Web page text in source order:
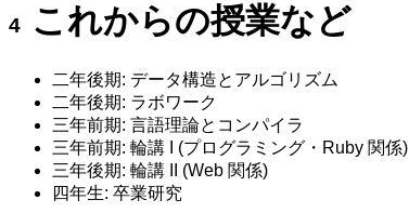
これからの授業など
二年後期: データ構造とアルゴリズム
二年後期: ラボワーク
三年前期: 言語理論とコンパイラ
三年前期: 輪講 I (プログラミング・Ruby 関係)
三年後期: 輪講 II (Web 関係)
四年生: 卒業研究